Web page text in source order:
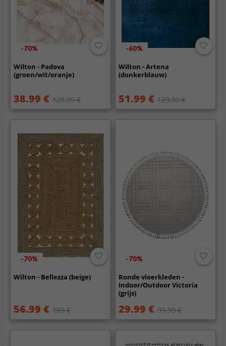
-70%
Wilton - Padova
(groen/wit/oranje)
38.99 € 129.99 €
-60%
Wilton - Artena
(donkerblauw)
51.99 € 129.99 €
-70%
Wilton - Bellezza (beige)
56.99 € 189 €
-70%
Ronde vloerkleden -
Indoor/Outdoor Victoria
(grijs)
29.99 € 99.99 €